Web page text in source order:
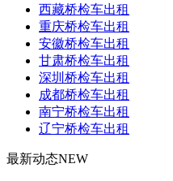
西藏桥检车出租
重庆桥检车出租
安徽桥检车出租
甘肃桥检车出租
深圳桥检车出租
成都桥检车出租
南宁桥检车出租
辽宁桥检车出租
最新动态NEW